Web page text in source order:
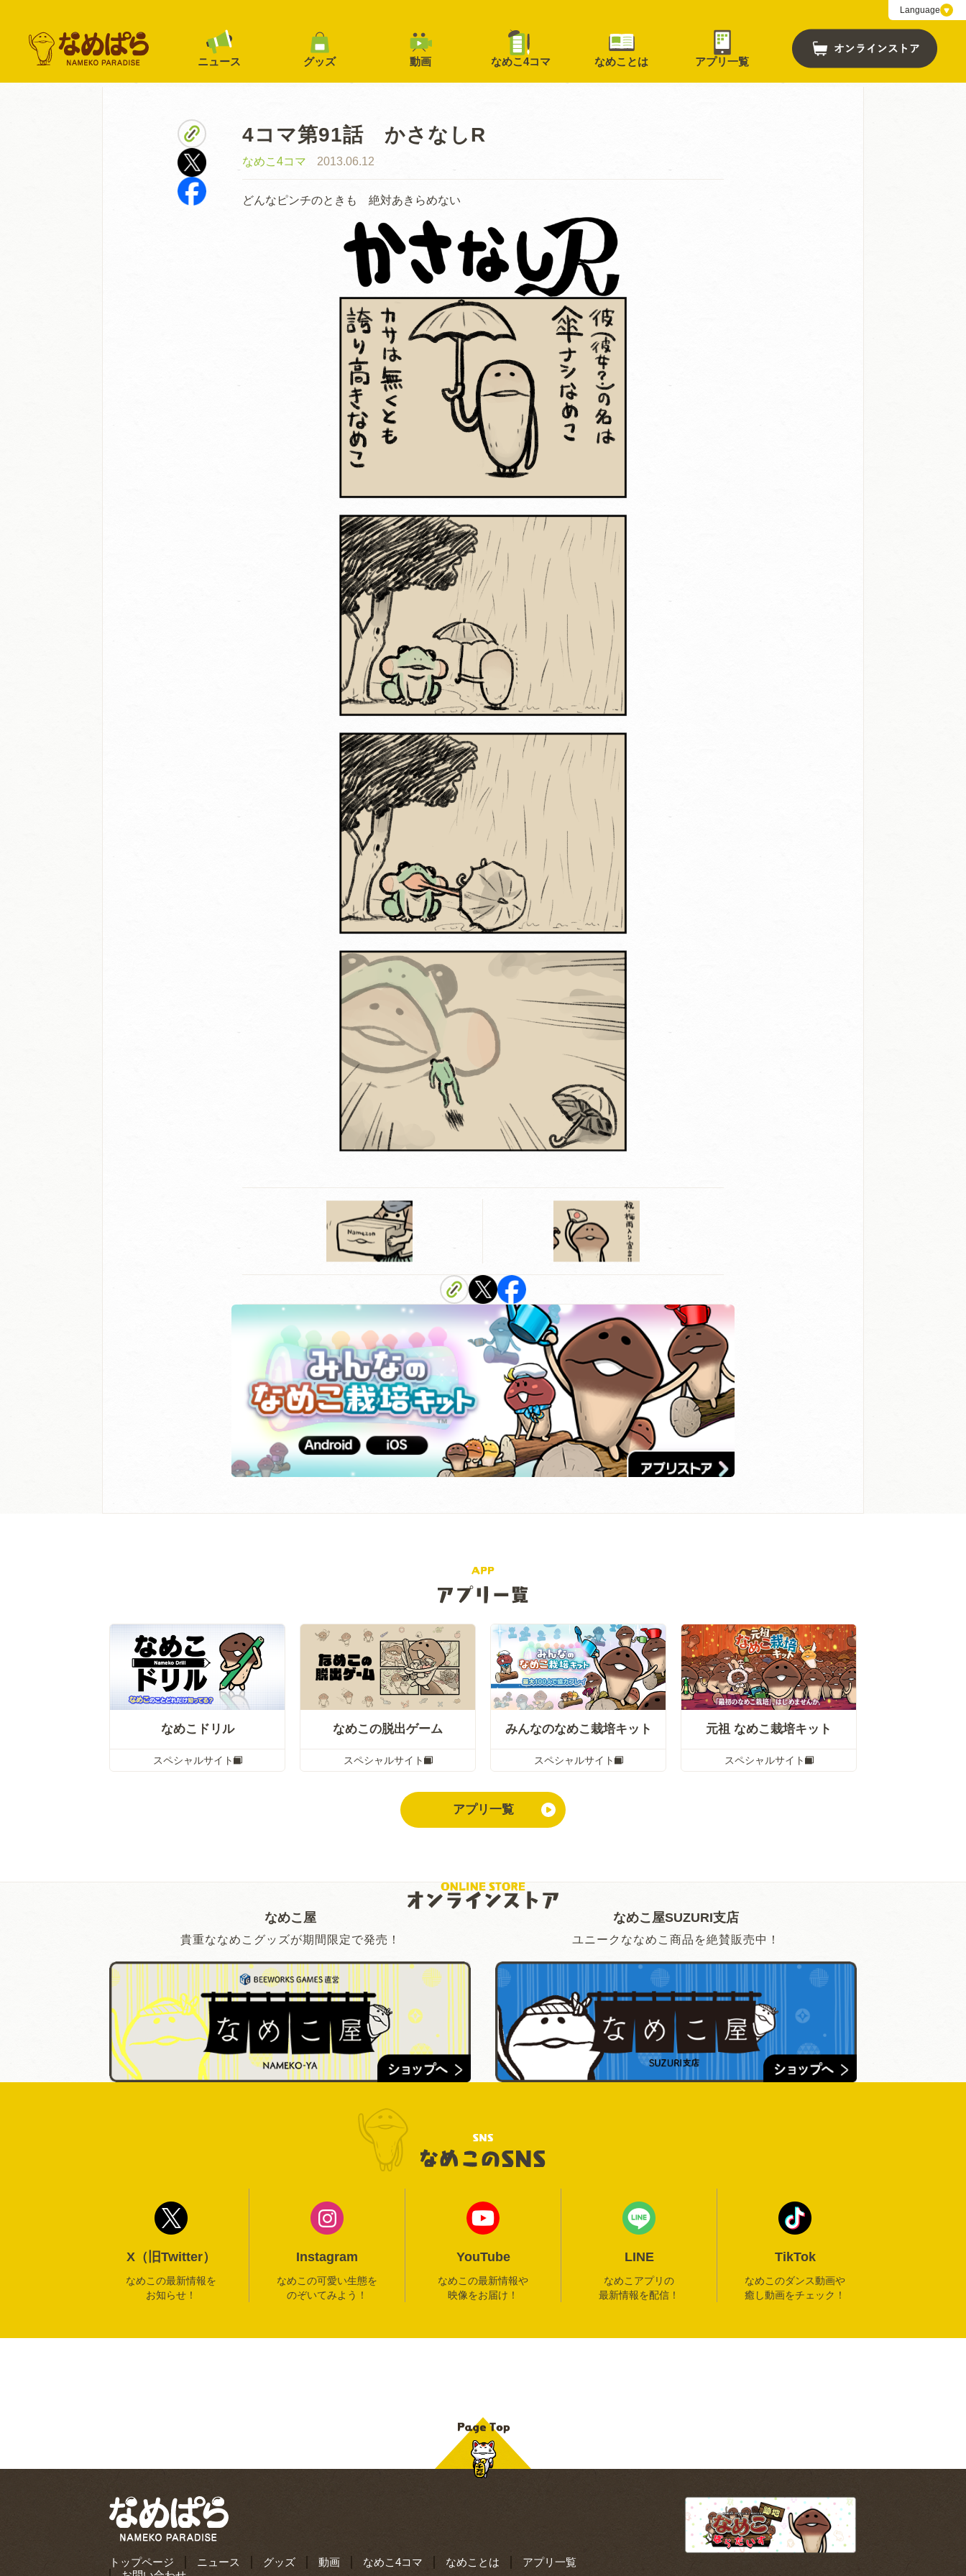
Language
ニュース グッズ 動画 なめこ4コマ なめことは アプリ一覧
4コマ第91話 かさなしR
なめこ4コマ 2013.06.12
どんなピンチのときも 絶対あきらめない
なめこドリル
スペシャルサイト
なめこの脱出ゲーム
スペシャルサイト
みんなのなめこ栽培キット
スペシャルサイト
元祖 なめこ栽培キット
スペシャルサイト
アプリ一覧
なめこ屋
貴重ななめこグッズが期間限定で発売！
なめこ屋SUZURI支店
ユニークななめこ商品を絶賛販売中！
X（旧Twitter）
なめこの最新情報を
お知らせ！
Instagram
なめこの可愛い生態を
のぞいてみよう！
YouTube
なめこの最新情報や
映像をお届け！
LINE
なめこアプリの
最新情報を配信！
TikTok
なめこのダンス動画や
癒し動画をチェック！
トップページ ニュース グッズ 動画 なめこ4コマ なめことは
アプリ一覧